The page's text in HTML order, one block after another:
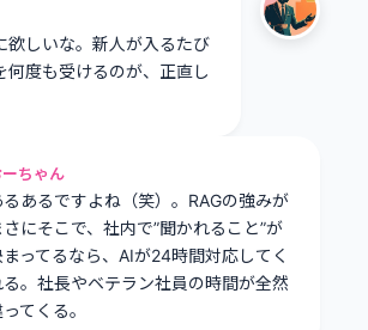
欲しいな。新人が入るたび
何度も受けるのが、正直し
ーちゃん
るあるですよね（笑）。RAGの強みが
さにそこで、社内で”聞かれること”が
ってるなら、AIが24時間対応してく
る。社長やベテラン社員の時間が全然
てくる。